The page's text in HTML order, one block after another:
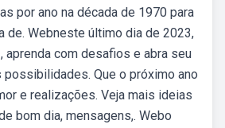
por ano na década de 1970 para
de. Webneste último dia de 2023,
aprenda com desafios e abra seu
possibilidades. Que o próximo ano
e realizações. Veja mais ideias
bom dia, mensagens,. Webo